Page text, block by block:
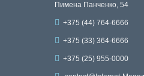
Пимена Панченко, 54
+375 (44) 764-6666
+375 (33) 364-6666
+375 (25) 955-0000